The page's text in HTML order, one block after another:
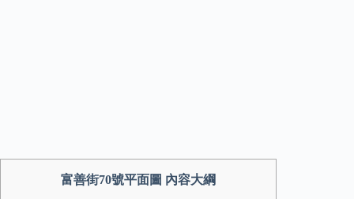
富善街70號平面圖 內容大綱